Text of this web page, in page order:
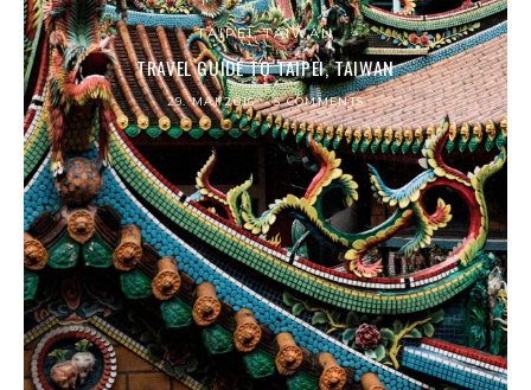
TAIPEI, TAIWAN
TRAVEL GUIDE TO TAIPEI, TAIWAN
29. MAI 2016 5 COMMENTS